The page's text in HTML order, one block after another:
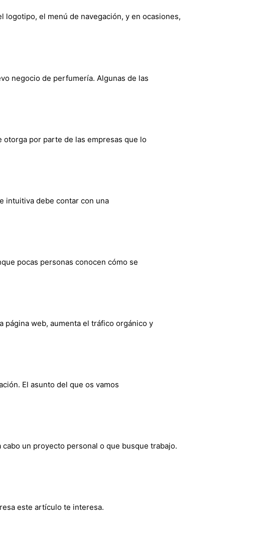
el menú de navegación, y en ocasiones,
negocio de perfumería. Algunas de las
por parte de las empresas que lo
intuitiva debe contar con una
pocas personas conocen cómo se
página web, aumenta el tráfico orgánico y
El asunto del que os vamos
un proyecto personal o que busque trabajo.
este artículo te interesa.